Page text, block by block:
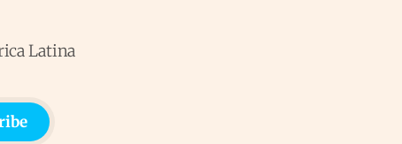
Latina